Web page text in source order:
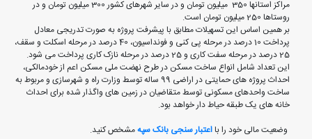
مراکز استانها 350 میلیون تومان و در سایر شهرهای کشور 300 میلیون تومان و در
روستاها 250 میلیون تومان است.
بر همین اساس این تسهیلات مطابق با پیشرفت پروژه به صورت تدریجی معادل
پرداخت 10 درصد در مرحله پی کنی و فونداسیون، 40 درصد در مرحله اسکلت و سقف،
25 درصد در مرحله سفت کاری و 25 درصد در مرحله نازک کاری پرداخت می شود.
این تعداد شامل انواع ساخت مسکن در طرح نهضت ملی مسکن اعم از خودمالکی،
احداث پروژه های حمایتی در اراضی 99 ساله توسط وزارت راه و شهرسازی و مربوط به
ساخت واحدهای مسکونی توسط متقاضیان در زمین های واگذار شده برای احداث
خانه های یک طبقه حیاط دار خواهد بود.
وضعیت مالی خود را بااعتبار سنجی بانک سپهمشخص کنید.